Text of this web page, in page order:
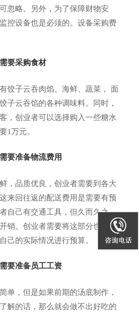
忽略。另外，为了保障财物安
控设备也是必须的。设备采购费
要采购食材
饺子云吞肉馅、海鲜、蔬菜， 面
子云吞馅的各种调味料。同时，
，创业者可以选择购入一些糖水
1万元。
要准备物流费用
，品质优良，创业者需要到各大
来回往返的配送费用是需要有预
自己有交通工具，但久而久之，
销。创业者需要将这部分也计入
己的实际情况进行预算。
要准备员工工资
单，但是如果前期的汤底制作，
解的话，那么就会做不出好吃的